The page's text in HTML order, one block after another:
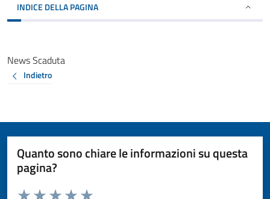
INDICE DELLA PAGINA
News Scaduta
Indietro
Quanto sono chiare le informazioni su questa
pagina?
Valuta da 1 a 5 stelle la pagina